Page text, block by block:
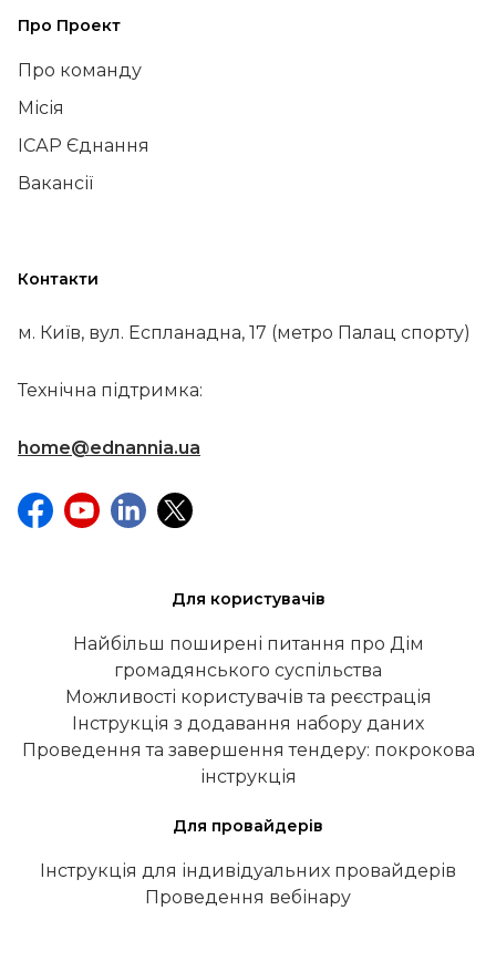
Про Проект
Про команду
Місія
ІСАР Єднання
Вакансії
Контакти
м. Київ, вул. Еспланадна, 17 (метро Палац спорту)
Технічна підтримка:
home@ednannia.ua
Для користувачів
Найбільш поширені питання про Дім
громадянського суспільства
Можливості користувачів та реєстрація
Інструкція з додавання набору даних
Проведення та завершення тендеру: покрокова
інструкція
Для провайдерів
Інструкція для індивідуальних провайдерів
Проведення вебінару